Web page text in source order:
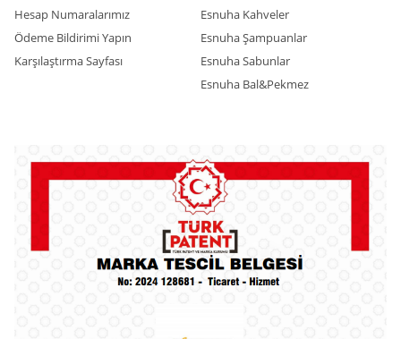
Hesap Numaralarımız
Ödeme Bildirimi Yapın
Karşılaştırma Sayfası
Esnuha Kahveler
Esnuha Şampuanlar
Esnuha Sabunlar
Esnuha Bal&Pekmez